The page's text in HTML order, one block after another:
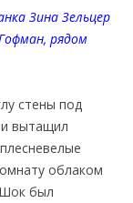
Зина Зельцер
рядом
стены под
вытащил
облаком
был